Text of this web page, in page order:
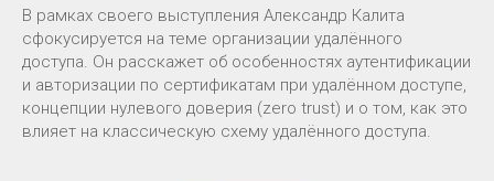
В рамках своего выступления Александр Калита
сфокусируется на теме организации удалённого
доступа. Он расскажет об особенностях аутентификации
и авторизации по сертификатам при удалённом доступе,
концепции нулевого доверия (zero trust) и о том, как это
влияет на классическую схему удалённого доступа.